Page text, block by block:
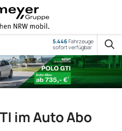
5.446Fahrzeuge
sofort verfügbar
im Auto Abo